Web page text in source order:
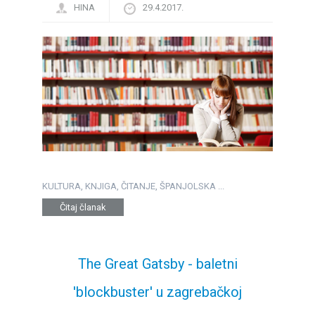
HINA 29.4.2017.
KULTURA, KNJIGA, ČITANJE, ŠPANJOLSKA ...
Čitaj članak
The Great Gatsby - baletni
'blockbuster' u zagrebačkoj